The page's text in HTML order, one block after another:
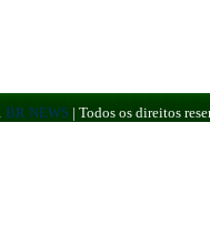
BR NEWS | Todos os direitos